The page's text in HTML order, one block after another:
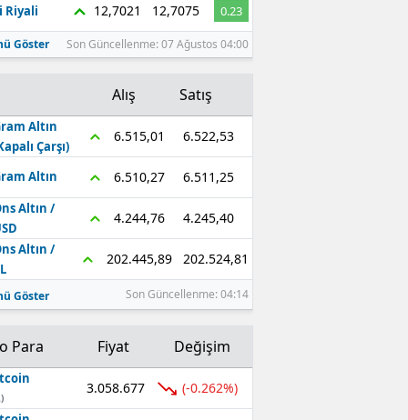
Riyali 12,7021 12,7075 0.23
Göster Son Güncellenme: 07 Ağustos 04:00
Alış Satış
Altın
Çarşı)
6.515,01 6.522,53
Altın 6.510,27 6.511,25
Altın /
4.244,76 4.245,40
Altın /
202.445,89 202.524,81
Göster Son Güncellenme: 04:14
Para Fiyat Değişim
3.058.677 (-0.262%)